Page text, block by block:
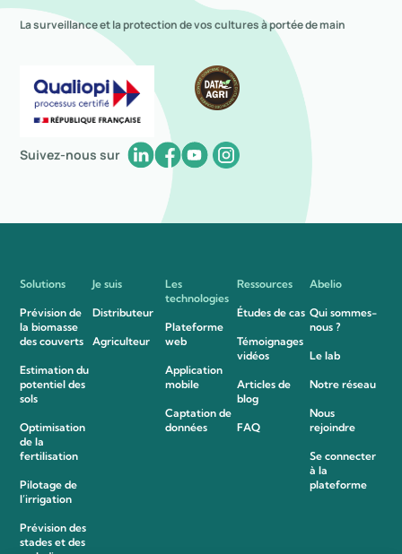
La surveillance et la protection de vos cultures à portée de main
Suivez-nous sur
Solutions
Prévision de
la biomasse
des couverts
Estimation du
potentiel des
sols
Optimisation
de la
fertilisation
Pilotage de
l’irrigation
Prévision des
stades et des
Je suis
Distributeur
Agriculteur
Les
technologies
Plateforme
web
Application
mobile
Captation de
données
Ressources
Études de cas
Témoignages
vidéos
Articles de
blog
FAQ
Abelio
Qui sommes-
nous ?
Le lab
Notre réseau
Nous
rejoindre
Se connecter
à la
plateforme